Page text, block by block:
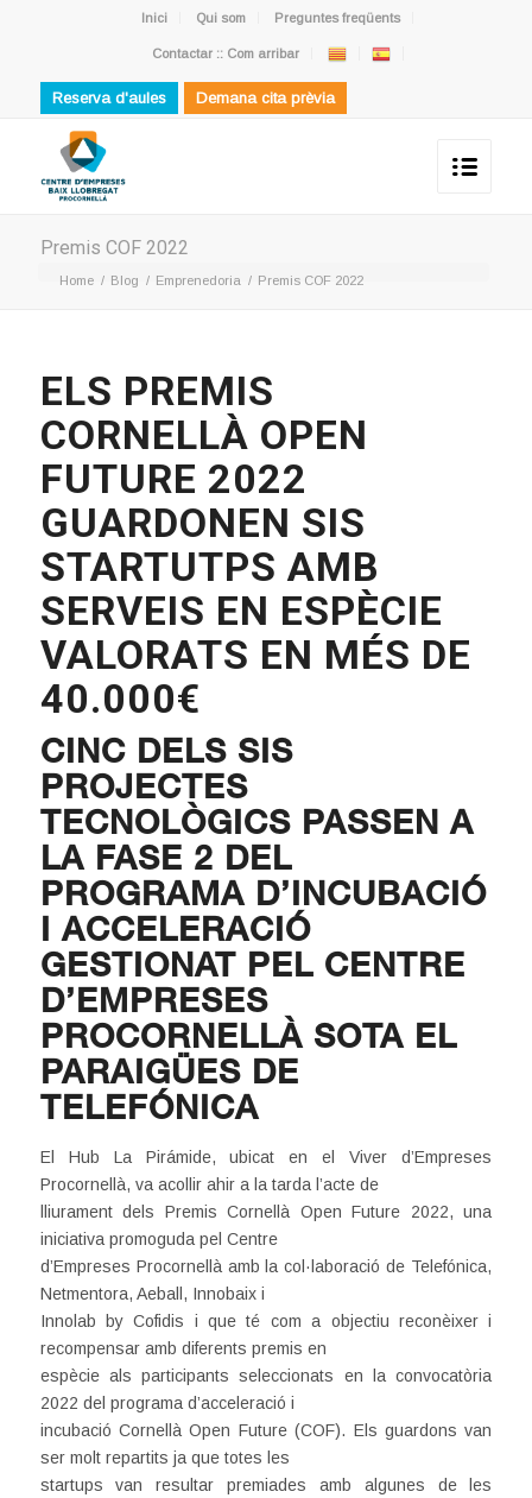
Inici Qui som Preguntes freqüents
Contactar :: Com arribar
Reserva d'aules Demana cita prèvia
Premis COF 2022
Home / Blog / Emprenedoria / Premis COF 2022
ELS PREMIS
CORNELLÀ OPEN
FUTURE 2022
GUARDONEN SIS
STARTUTPS AMB
SERVEIS EN ESPÈCIE
VALORATS EN MÉS DE
40.000€
CINC DELS SIS
PROJECTES
TECNOLÒGICS PASSEN A
LA FASE 2 DEL
PROGRAMA D’INCUBACIÓ
I ACCELERACIÓ
GESTIONAT PEL CENTRE
D’EMPRESES
PROCORNELLÀ SOTA EL
PARAIGÜES DE
TELEFÓNICA
El Hub La Pirámide, ubicat en el Viver d’Empreses
Procornellà, va acollir ahir a la tarda l’acte de
lliurament dels Premis Cornellà Open Future 2022, una
iniciativa promoguda pel Centre
d’Empreses Procornellà amb la col·laboració de Telefónica,
Netmentora, Aeball, Innobaix i
Innolab by Cofidis i que té com a objectiu reconèixer i
recompensar amb diferents premis en
espècie als participants seleccionats en la convocatòria
2022 del programa d’acceleració i
incubació Cornellà Open Future (COF). Els guardons van
ser molt repartits ja que totes les
startups van resultar premiades amb algunes de les